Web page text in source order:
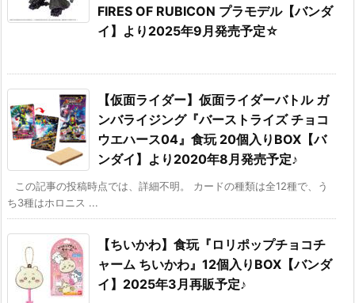
FIRES OF RUBICON プラモデル【バンダ
イ】より2025年9月発売予定☆
【仮面ライダー】仮面ライダーバトル ガ
ンバライジング『バーストライズ チョコ
ウエハース04』食玩 20個入りBOX【バ
ンダイ】より2020年8月発売予定♪
この記事の投稿時点では、詳細不明。 カードの種類は全12種で、う
ち3種はホロニス ...
【ちいかわ】食玩『ロリポップチョコチ
ャーム ちいかわ』12個入りBOX【バンダ
イ】2025年3月再販予定♪